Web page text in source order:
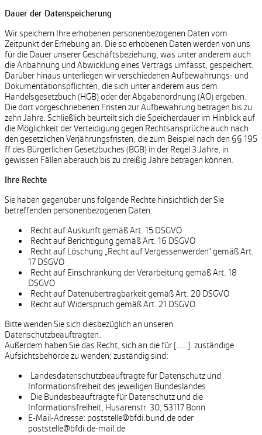
Dauer der Datenspeicherung
Wir speichern Ihre erhobenen personenbezogenen Daten vom
Zeitpunkt der Erhebung an. Die so erhobenen Daten werden von uns
für die Dauer unserer Geschäftsbeziehung, was unter anderem auch
die Anbahnung und Abwicklung eines Vertrags umfasst, gespeichert.
Darüber hinaus unterliegen wir verschiedenen Aufbewahrungs- und
Dokumentationspflichten, die sich unter anderem aus dem
Handelsgesetzbuch (HGB) oder der Abgabenordnung (AO) ergeben.
Die dort vorgeschriebenen Fristen zur Aufbewahrung betragen bis zu
zehn Jahre. Schließlich beurteilt sich die Speicherdauer im Hinblick auf
die Möglichkeit der Verteidigung gegen Rechtsansprüche auch nach
den gesetzlichen Verjährungsfristen, die zum Beispiel nach den §§ 195
ff des Bürgerlichen Gesetzbuches (BGB) in der Regel 3 Jahre, in
gewissen Fällen aberauch bis zu dreißig Jahre betragen können.
Ihre Rechte
Sie haben gegenüber uns folgende Rechte hinsichtlich der Sie
betreffenden personenbezogenen Daten:
Recht auf Auskunft gemäß Art. 15 DSGVO
Recht auf Berichtigung gemäß Art. 16 DSGVO
Recht auf Löschung „Recht auf Vergessenwerden“ gemäß Art.
17 DSGVO
Recht auf Einschränkung der Verarbeitung gemäß Art. 18
DSGVO
Recht auf Datenübertragbarkeit gemäß Art. 20 DSGVO
Recht auf Widerspruch gemäß Art. 21 DSGVO
Bitte wenden Sie sich diesbezüglich an unseren
Datenschutzbeauftragten.
Außerdem haben Sie das Recht, sich an die für [……]. zuständige
Aufsichtsbehörde zu wenden; zuständig sind:
Landesdatenschutzbeauftragte für Datenschutz und
Informationsfreiheit des jeweiligen Bundeslandes
Die Bundesbeauftragte für Datenschutz und die
Informationsfreiheit, Husarenstr. 30, 53117 Bonn
E-Mail-Adresse: poststelle@bfdi.bund.de oder
poststelle@bfdi.de-mail.de